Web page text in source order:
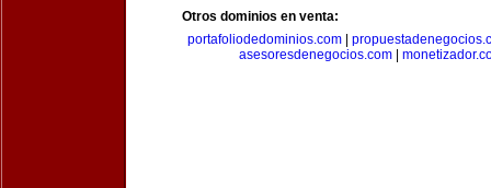
Otros dominios en venta:
portafoliodedominios.com|
asesoresdenegocios.com